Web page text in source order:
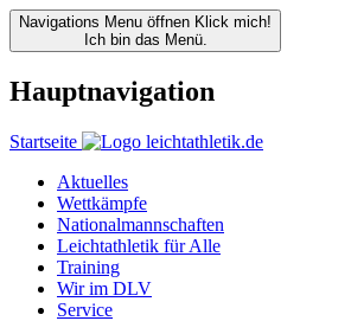
Navigations Menu öffnen Klick mich!
Ich bin das Menü.
Hauptnavigation
Startseite
Aktuelles
Wettkämpfe
Nationalmannschaften
Leichtathletik für Alle
Training
Wir im DLV
Service